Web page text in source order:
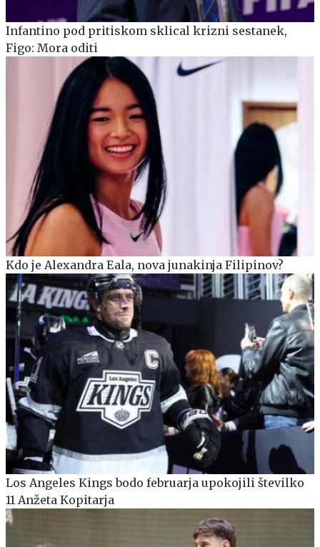
Infantino pod pritiskom sklical krizni sestanek,
Figo: Mora oditi
Kdo je Alexandra Eala, nova junakinja Filipinov?
Los Angeles Kings bodo februarja upokojili številko
11 Anžeta Kopitarja